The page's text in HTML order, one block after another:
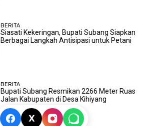
BERITA
Siasati Kekeringan, Bupati Subang Siapkan
Berbagai Langkah Antisipasi untuk Petani
BERITA
Bupati Subang Resmikan 2266 Meter Ruas
Jalan Kabupaten di Desa Kihiyang
X